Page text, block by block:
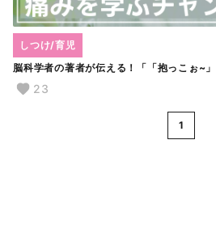
脳科学者の著者が伝える！「「抱っこぉ~
しつけ/育児
23
1